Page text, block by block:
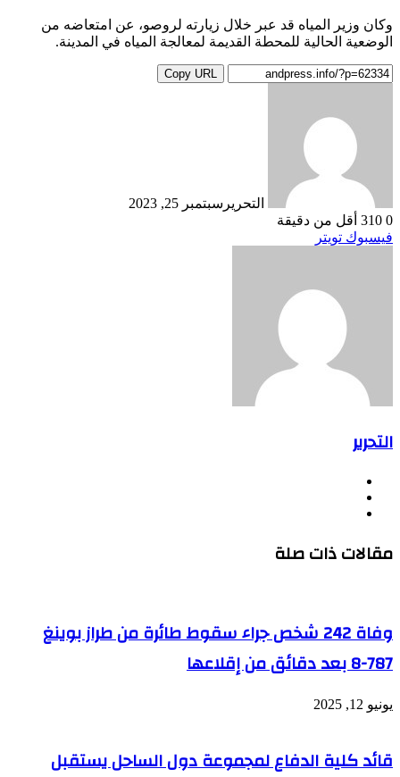
وكان وزير المياه قد عبر خلال زيارته لروصو، عن امتعاضه من
الوضعية الحالية للمحطة القديمة لمعالجة المياه في المدينة.
Copy URL
التحرير سبتمبر 25, 2023
0
أقل من دقيقة
فيسبوك تويتر
التحرير
مقالات ذات صلة
وفاة 242 شخص جراء سقوط طائرة من طراز بوينغ
787-8 بعد دقائق من إقلاعها
يونيو 12, 2025
قائد كلية الدفاع لمجموعة دول الساحل يستقبل